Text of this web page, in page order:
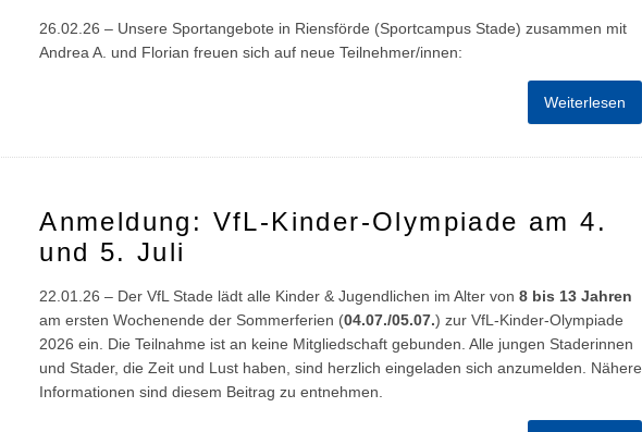
26.02.26 – Unsere Sportangebote in Riensförde (Sportcampus Stade) zusammen mit
Andrea A. und Florian freuen sich auf neue Teilnehmer/innen:
Weiterlesen
Anmeldung: VfL-Kinder-Olympiade am 4.
und 5. Juli
22.01.26 – Der VfL Stade lädt alle Kinder & Jugendlichen im Alter von8 bis 13 Jahren
am ersten Wochenende der Sommerferien (04.07./05.07.) zur VfL-Kinder-Olympiade
2026 ein. Die Teilnahme ist an keine Mitgliedschaft gebunden. Alle jungen Staderinnen
und Stader, die Zeit und Lust haben, sind herzlich eingeladen sich anzumelden. Nähere
Informationen sind diesem Beitrag zu entnehmen.